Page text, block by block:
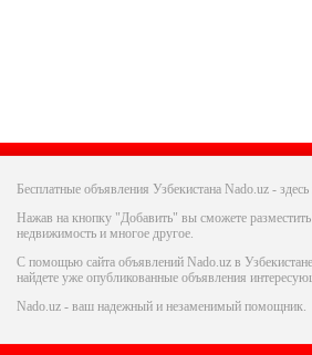
Бесплатные объявления Узбекистана Nado.uz -
Нажав на кнопку "Добавить" вы сможете
недвижимость и многое другое.
С помощью сайта объявлений Nado.uz в
найдете уже опубликованные объявления
Nado.uz - ваш надежный и незаменимый помощник.